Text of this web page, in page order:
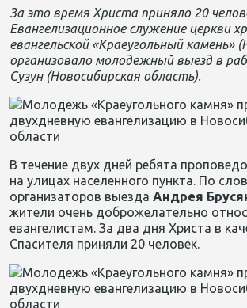
За это время Христа приняло 20
Евангелизационное служение церкви
евангельской «Краеугольный камень»
организовало молодежный выезд в
Сузун (Новосибирская область).
В течение двух дней ребята
на улицах населенного пункта. По
организаторов выезда Андрея
жители очень доброжелательно
евангелистам. За два дня Христа в
Спасителя приняли 20 человек.